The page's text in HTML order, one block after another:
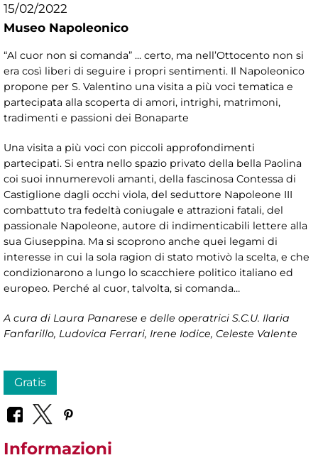
15/02/2022
Museo Napoleonico
“Al cuor non si comanda” ... certo, ma nell’Ottocento non si
era così liberi di seguire i propri sentimenti. Il Napoleonico
propone per S. Valentino una visita a più voci tematica e
partecipata alla scoperta di amori, intrighi, matrimoni,
tradimenti e passioni dei Bonaparte
Una visita a più voci con piccoli approfondimenti
partecipati. Si entra nello spazio privato della bella Paolina
coi suoi innumerevoli amanti, della fascinosa Contessa di
Castiglione dagli occhi viola, del seduttore Napoleone III
combattuto tra fedeltà coniugale e attrazioni fatali, del
passionale Napoleone, autore di indimenticabili lettere alla
sua Giuseppina. Ma si scoprono anche quei legami di
interesse in cui la sola ragion di stato motivò la scelta, e che
condizionarono a lungo lo scacchiere politico italiano ed
europeo. Perché al cuor, talvolta, si comanda…
A cura di Laura Panarese e delle operatrici S.C.U. Ilaria
Fanfarillo, Ludovica Ferrari, Irene Iodice, Celeste Valente
Gratis
Informazioni